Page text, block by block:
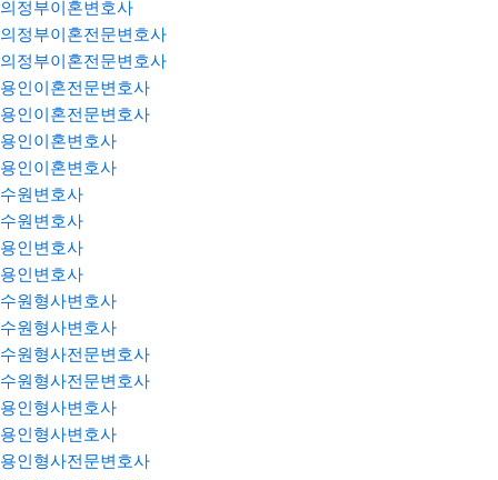
의정부이혼변호사
의정부이혼전문변호사
의정부이혼전문변호사
용인이혼전문변호사
용인이혼전문변호사
용인이혼변호사
용인이혼변호사
수원변호사
수원변호사
용인변호사
용인변호사
수원형사변호사
수원형사변호사
수원형사전문변호사
수원형사전문변호사
용인형사변호사
용인형사변호사
용인형사전문변호사